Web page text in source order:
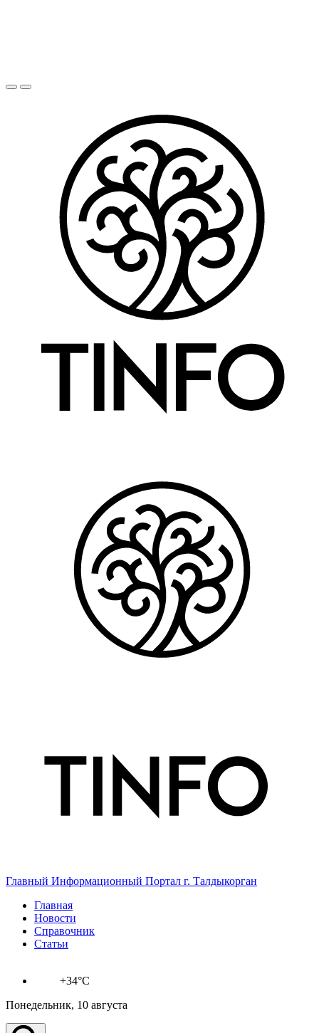
Главный Информационный Портал г. Талдыкорган
Главная
Новости
Справочник
Статьи
+34°C
Понедельник, 10 августа